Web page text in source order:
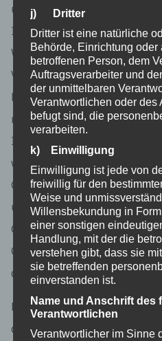
uns, wie bereits erwähnt,
Internetseite
Wiedererkennung ist es,
Verwendung unserer
Benutzer einer
muss beispielsweise nicht
Internetseite erneut seine
weil dies von der
Computersystem des
übernommen wird. Ein
Cookie eines Warenkorbes
Online-Shop merkt sich die
den virtuellen Warenkorb
Die betroffene Person kann
durch unsere Internetseite
j) Dritter
Dritter ist eine natürliche
Behörde, Einrichtung
betroffenen Person, dem
Auftragsverarbeiter und
der unmittelbaren
Verantwortlichen oder des
befugt sind, die
verarbeiten.
k) Einwilligung
Einwilligung ist jede von
freiwillig für den
Weise und
Willensbekundung in
einer sonstigen
Handlung, mit der die
verstehen gibt, dass sie
sie betreffenden
einverstanden ist.
Name und Anschrift des
Verantwortlichen
Verantwortlicher im Sinne